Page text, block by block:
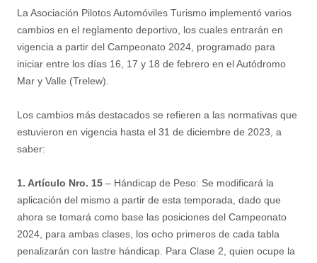
La Asociación Pilotos Automóviles Turismo implementó varios
cambios en el reglamento deportivo, los cuales entrarán en
vigencia a partir del Campeonato 2024, programado para
iniciar entre los días 16, 17 y 18 de febrero en el Autódromo
Mar y Valle (Trelew).
Los cambios más destacados se refieren a las normativas que
estuvieron en vigencia hasta el 31 de diciembre de 2023, a
saber:
1. Artículo Nro. 15 – Hándicap de Peso: Se modificará la
aplicación del mismo a partir de esta temporada, dado que
ahora se tomará como base las posiciones del Campeonato
2024, para ambas clases, los ocho primeros de cada tabla
penalizarán con lastre hándicap. Para Clase 2, quien ocupe la